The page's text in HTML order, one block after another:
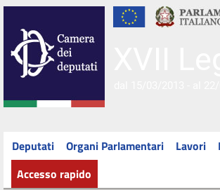
Deputati Organi Parlamentari Lavori
Accesso rapido